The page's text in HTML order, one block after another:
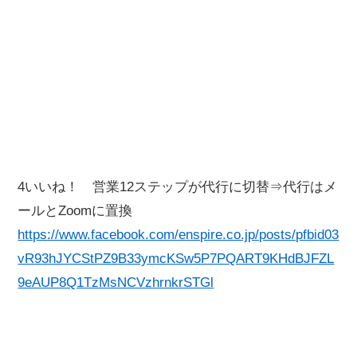
4いいね！ 営業12ステップが代行に切替⇒代行はメ
ールとZoomに置換
https://www.facebook.com/enspire.co.jp/posts/pfbid03
vR93hJYCStPZ9B33ymcKSw5P7PQART9KHdBJFZL
9eAUP8Q1TzMsNCVzhrnkrSTGl